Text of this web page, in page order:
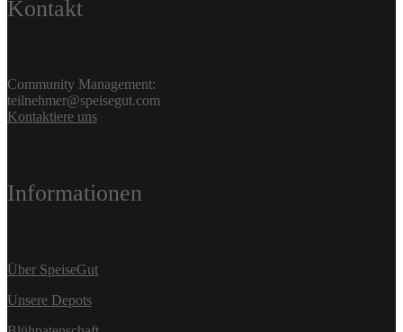
Kontakt
Community Management:
teilnehmer@speisegut.com
Kontaktiere uns
Informationen
Über SpeiseGut
Unsere Depots